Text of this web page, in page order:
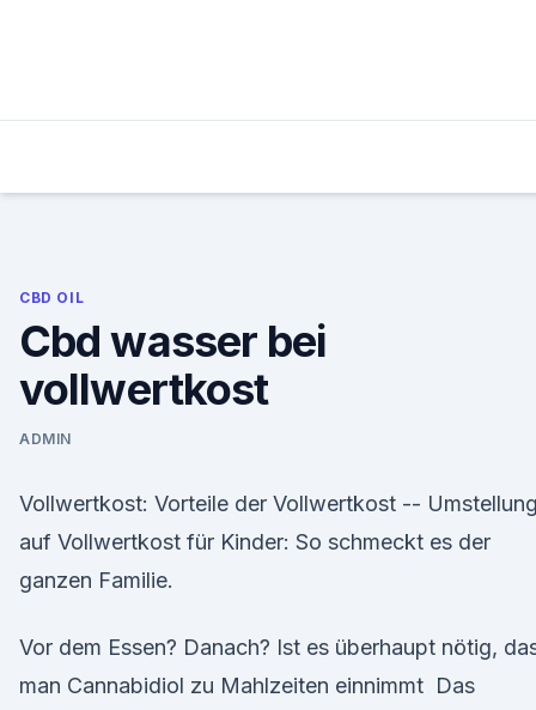
CBD OIL
Cbd wasser bei
vollwertkost
ADMIN
Vollwertkost: Vorteile der Vollwertkost -- Umstellung
auf Vollwertkost für Kinder: So schmeckt es der
ganzen Familie.
Vor dem Essen? Danach? Ist es überhaupt nötig,
man Cannabidiol zu Mahlzeiten einnimmt Das